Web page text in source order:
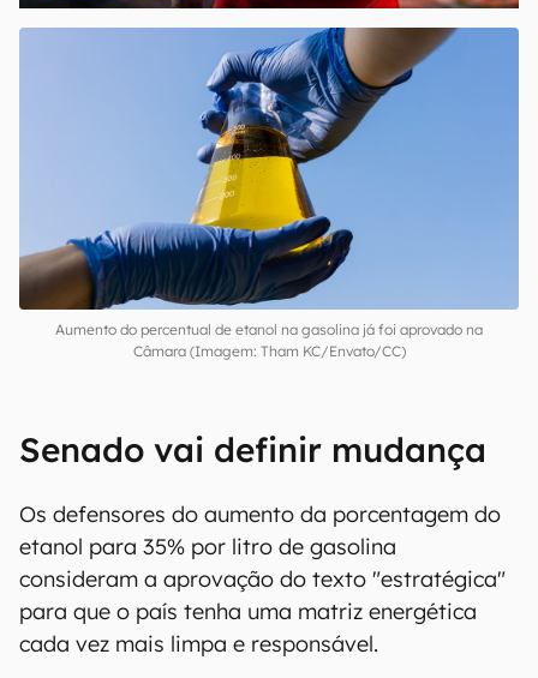
Aumento do percentual de etanol na gasolina já foi aprovado na
Câmara (Imagem: Tham KC/Envato/CC)
Senado vai definir mudança
Os defensores do aumento da porcentagem do
etanol para 35% por litro de gasolina
consideram a aprovação do texto "estratégica"
para que o país tenha uma matriz energética
cada vez mais limpa e responsável.